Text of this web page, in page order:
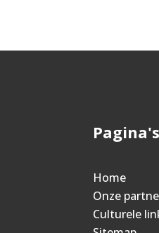
Pagina's
Home
Onze
Culturele